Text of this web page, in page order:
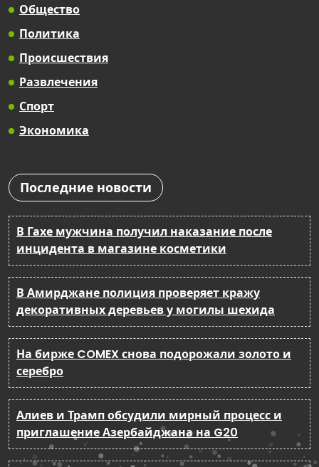
Общество
Политика
Происшествия
Развлечения
Спорт
Экономика
Последние новости
В Гахе мужчина получил наказание после
инцидента в магазине косметики
В Амирджане полиция проверяет кражу
декоративных деревьев у могилы шехида
На бирже COMEX снова подорожали золото и
серебро
Алиев и Трамп обсудили мирный процесс и
приглашение Азербайджана на G20